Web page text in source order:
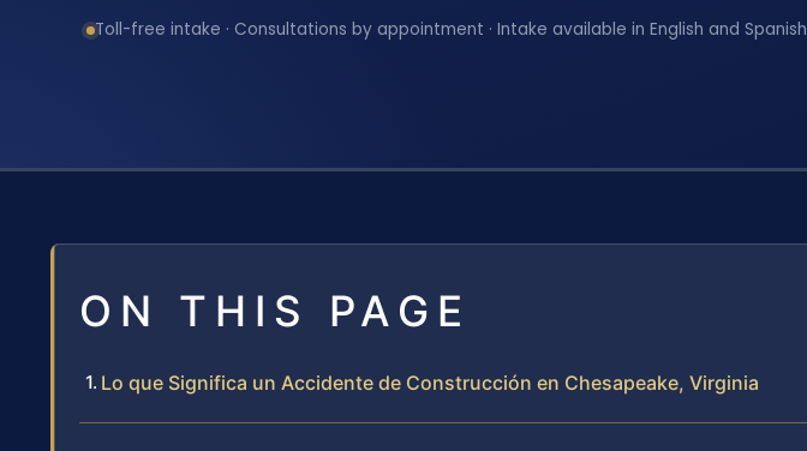
Toll-free intake · Consultations by appointment · Intake available in English and Spanish
ON THIS PAGE
Lo que Significa un Accidente de Construcción en Chesapeake, Virginia